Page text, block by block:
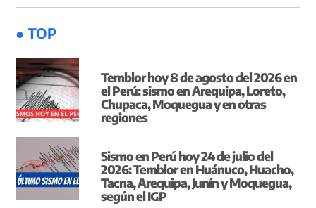
● TOP
Temblor hoy 8 de agosto del 2026 en
el Perú: sismo en Arequipa, Loreto,
Chupaca, Moquegua y en otras
regiones
Sismo en Perú hoy 24 de julio del
2026: Temblor en Huánuco, Huacho,
Tacna, Arequipa, Junín y Moquegua,
según el IGP